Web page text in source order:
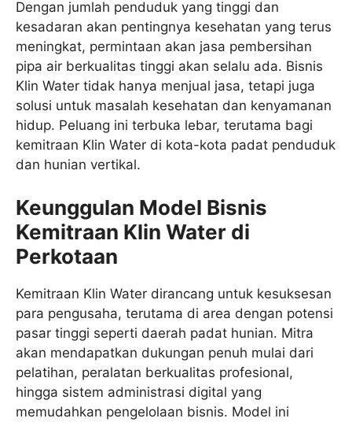
Dengan jumlah penduduk yang tinggi dan
kesadaran akan pentingnya kesehatan yang terus
meningkat, permintaan akan jasa pembersihan
pipa air berkualitas tinggi akan selalu ada. Bisnis
Klin Water tidak hanya menjual jasa, tetapi juga
solusi untuk masalah kesehatan dan kenyamanan
hidup. Peluang ini terbuka lebar, terutama bagi
kemitraan Klin Water di kota-kota padat penduduk
dan hunian vertikal.
Keunggulan Model Bisnis
Kemitraan Klin Water di
Perkotaan
Kemitraan Klin Water dirancang untuk kesuksesan
para pengusaha, terutama di area dengan potensi
pasar tinggi seperti daerah padat hunian. Mitra
akan mendapatkan dukungan penuh mulai dari
pelatihan, peralatan berkualitas profesional,
hingga sistem administrasi digital yang
memudahkan pengelolaan bisnis. Model ini